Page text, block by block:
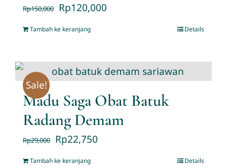
Rp150,000 Rp120,000
Tambah ke keranjang Details
Sale!
Madu Saga Obat Batuk
Radang Demam
Rp29,000 Rp22,750
Tambah ke keranjang Details